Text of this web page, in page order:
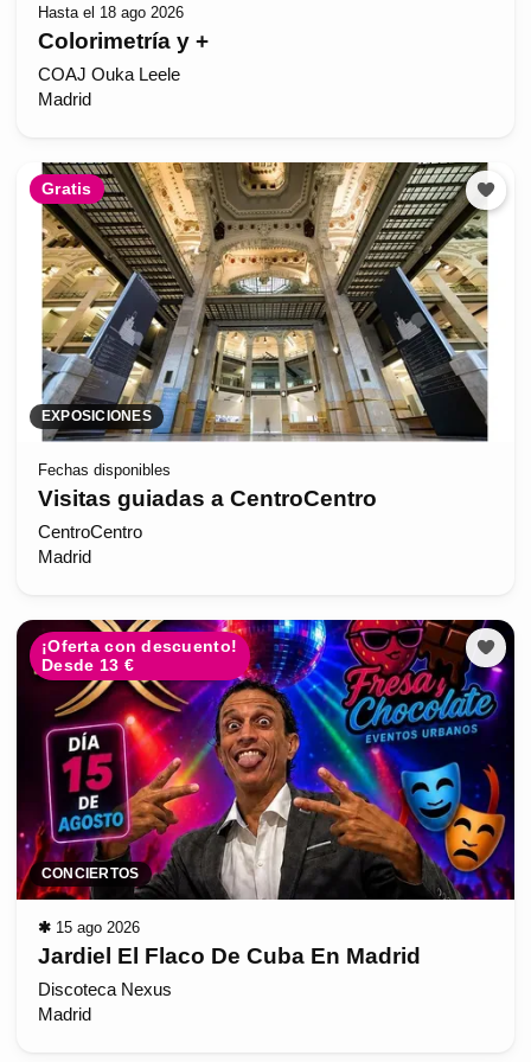
Hasta el 18 ago 2026
Colorimetría y +
COAJ Ouka Leele
Madrid
Gratis
EXPOSICIONES
Fechas disponibles
Visitas guiadas a CentroCentro
CentroCentro
Madrid
¡Oferta con descuento!
Desde 13 €
CONCIERTOS
✱ 15 ago 2026
Jardiel El Flaco De Cuba En Madrid
Discoteca Nexus
Madrid